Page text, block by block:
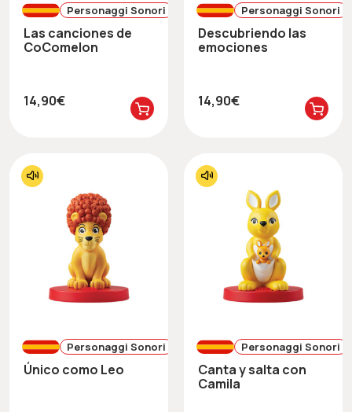
Personaggi Sonori
Las canciones de
CoComelon
14,90€
Personaggi Sonori
Descubriendo las
emociones
14,90€
Personaggi Sonori
Único como Leo
Personaggi Sonori
Canta y salta con
Camila